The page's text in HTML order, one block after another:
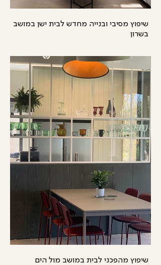
שיפוץ מסיבי ובנייה מחדש לבית ישן במושב
בשרון
שיפוץ מהפכני לבית במושב מול הים